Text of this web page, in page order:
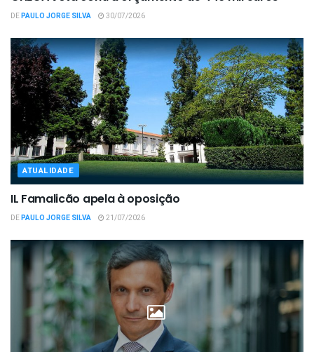
DEPAULO JORGE SILVA 30/07/2026
ATUALIDADE
IL Famalicão apela à oposição
DEPAULO JORGE SILVA 21/07/2026